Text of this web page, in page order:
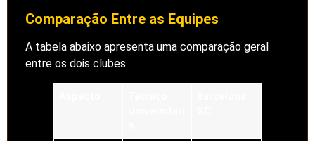
Comparação Entre as Equipes
A tabela abaixo apresenta uma comparação geral
entre os dois clubes.